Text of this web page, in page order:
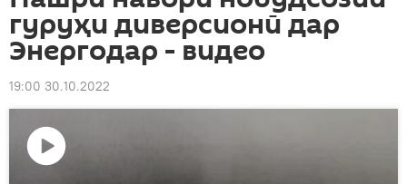
гуруҳи диверсионӣ дар
Энергодар - видео
19:00 30.10.2022